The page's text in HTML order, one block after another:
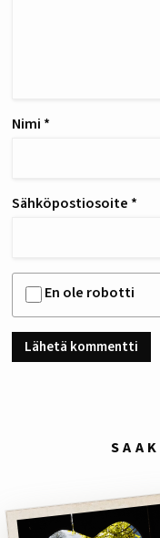
Nimi *
Sähköpostiosoite *
En ole robotti